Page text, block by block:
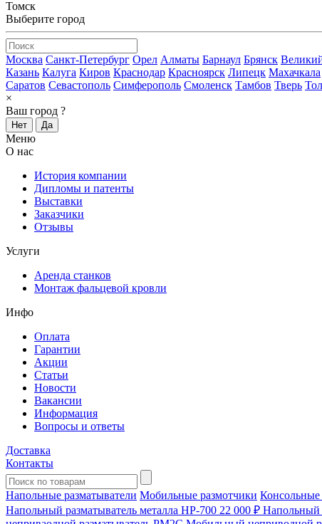
Томск
Выберите город
Москва Санкт-Петербург Орел Алматы Барнаул Брянск
Казань Калуга Киров Краснодар Красноярск Липецк Махачкала
Саратов Севастополь Симферополь Смоленск Тамбов Тверь
×
Ваш город ?
Нет Да
Меню
О нас
История компании
Дипломы и патенты
Выставки
Заказчики
Отзывы
Услуги
Аренда станков
Монтаж фальцевой кровли
Инфо
Оплата
Гарантии
Акции
Статьи
Новости
Вакансии
Информация
Вопросы и ответы
Доставка
Контакты
Напольные разматыватели Мобильные размотчики Консольные
Напольный разматыватель металла HP-700 22 000 ₽ Напольный